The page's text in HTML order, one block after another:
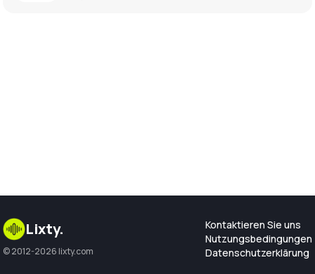
Lixty.
© 2012-2026 lixty.com
Kontaktieren Sie uns
Nutzungsbedingungen
Datenschutzerklärung